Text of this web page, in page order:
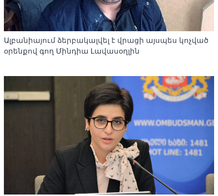
Ալբանիայում ձերբակալվել է վրացի այսպես կոչված
օրենքով գող Մինդիա Լավասօղլին